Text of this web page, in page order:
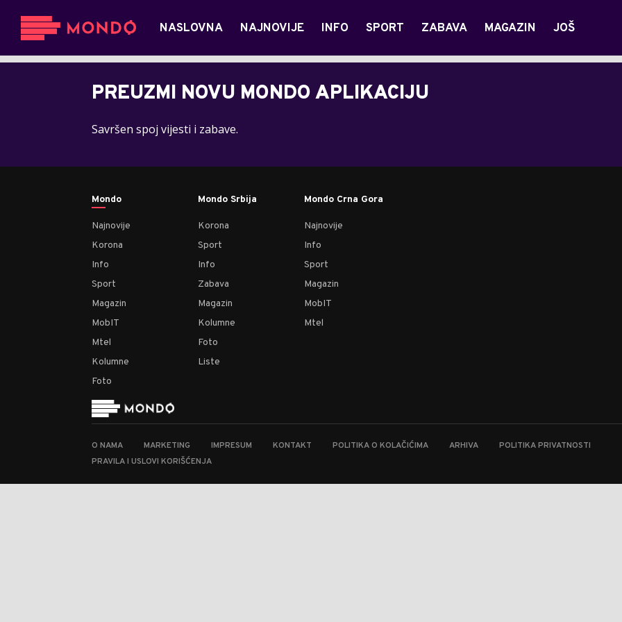
NASLOVNA NAJNOVIJE INFO SPORT ZABAVA MAGAZIN JOŠ
PREUZMI NOVU MONDO APLIKACIJU
Savršen spoj vijesti i zabave.
Mondo
Najnovije
Korona
Info
Sport
Magazin
MobIT
Mtel
Kolumne
Foto
Mondo Srbija
Korona
Sport
Info
Zabava
Magazin
Kolumne
Foto
Liste
Mondo Crna Gora
Najnovije
Info
Sport
Magazin
MobIT
Mtel
O NAMA MARKETING IMPRESUM KONTAKT POLITIKA O KOLAČIĆIMA ARHIVA
POLITIKA PRIVATNOSTI
PRAVILA I USLOVI KORIŠĆENJA